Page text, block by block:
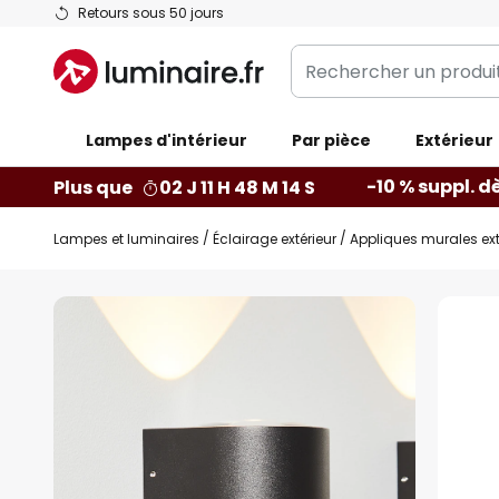
Retours sous 50 jours
Allez
contenu
Rechercher
un
catégorie...
Lampes d'intérieur Par pièce Extérieur
Plus que 02 J 11 H 48 M 13 S -10 % suppl.
Lampes et luminaires Éclairage extérieur Appliques murales
Skip